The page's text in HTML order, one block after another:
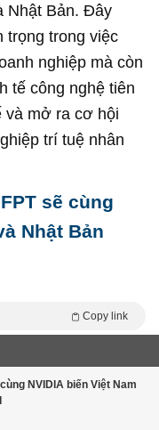
Nhật Bản. Đây
trọng trong việc
nghiệp mà còn
tế công nghệ tiên
và mở ra cơ hội
trí tuệ nhân
sẽ cùng
Nhật Bản
Copy link
NVIDIA biến Việt Nam